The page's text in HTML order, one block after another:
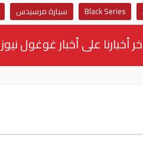
Black Series سيارة مرسيدس
أخبارنا على أخبار غوغول نيوز